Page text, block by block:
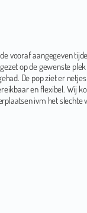
aangegeven tijden
op de gewenste plek en
pop ziet er netjes en
en flexibel. Wij konden
ivm het slechte weer.